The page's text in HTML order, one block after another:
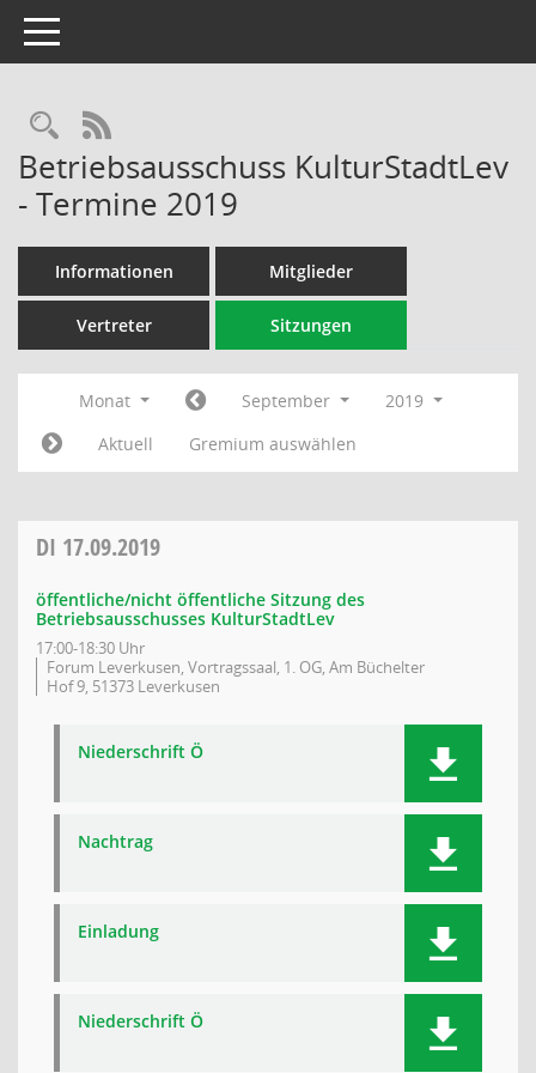
Toggle navigation
Rechercheauswahl
RSS-Feed
Betriebsausschuss KulturStadtLev
- Termine 2019
Informationen Mitglieder
Vertreter Sitzungen
Monat September
2019
Aktuell
Gremium auswählen
DI 17.09.2019
öffentliche/nicht öffentliche Sitzung des
Betriebsausschusses KulturStadtLev
17:00-18:30 Uhr
Forum Leverkusen, Vortragssaal, 1. OG, Am Büchelter
Hof 9, 51373 Leverkusen
Niederschrift Ö
Nachtrag
Einladung
Niederschrift Ö